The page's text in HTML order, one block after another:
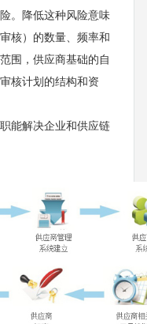
。降低这种风险意味
核）的数量、频率和
围，供应商基础的自
核计划的结构和资
能解决企业和供应链